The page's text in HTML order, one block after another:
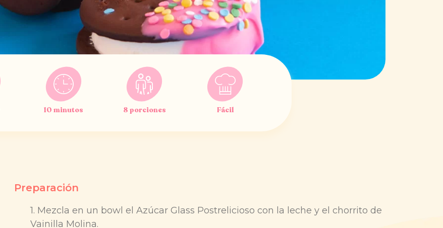
10 minutos 8 porciones Fácil
Preparación
1. Mezcla en un bowl el Azúcar Glass Postrelicioso con la leche y el chorrito de
Vainilla Molina.